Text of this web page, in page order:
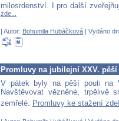
milosrdenství. I pro další
zde...
| Autor: Bohumila Hubáčková | Vydáno
Promluvy na jubilejní XXV.
V pátek byly na pěší pouti na
Navštěvovat vězněné, trpělivě
zemřelé. Promluvy ke stažení zde!